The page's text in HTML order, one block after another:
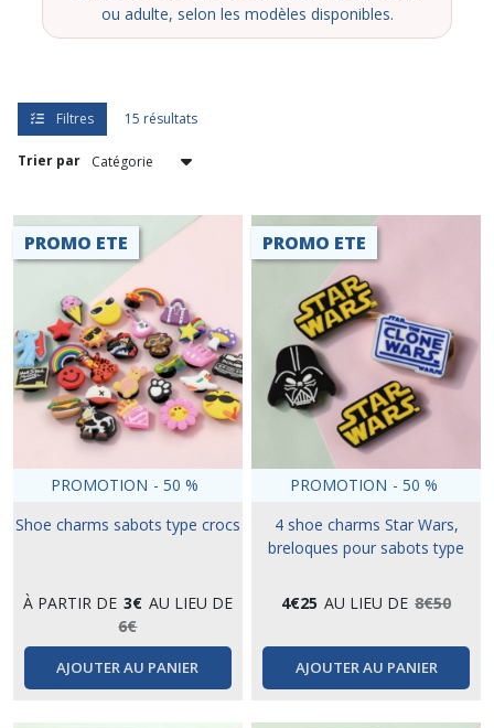
ou adulte, selon les modèles disponibles.
Filtres 15 résultats
Trier par
PROMO ETE
PROMOTION - 50 %
Shoe charms sabots type crocs
À PARTIR DE 3€ AU LIEU DE
6€
AJOUTER AU PANIER
PROMO ETE
PROMOTION - 50 %
4 shoe charms Star Wars,
breloques pour sabots type
4€25 AU LIEU DE 8€50
AJOUTER AU PANIER